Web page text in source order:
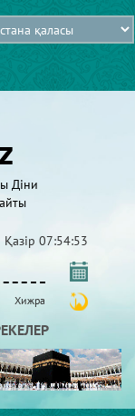
Діни
Қазір 07:54:54
Хижра